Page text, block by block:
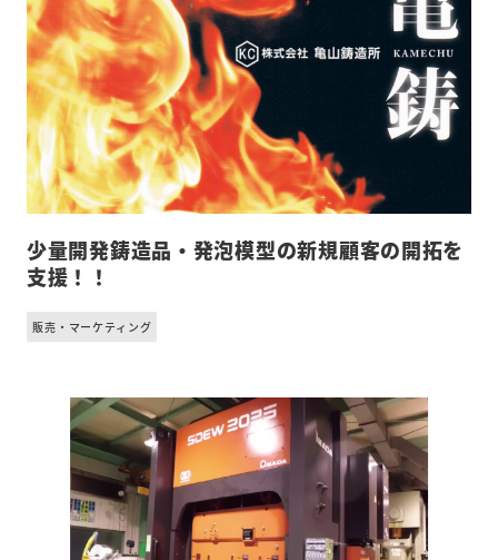
少量開発鋳造品・発泡模型の新規顧客の開拓を
支援！！
販売・マーケティング